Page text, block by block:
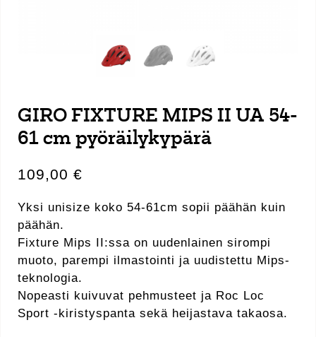
GIRO FIXTURE MIPS II UA 54-
61 cm pyöräilykypärä
109,00 €
Yksi unisize koko 54-61cm sopii päähän kuin
päähän.
Fixture Mips II:ssa on uudenlainen sirompi
muoto, parempi ilmastointi ja uudistettu Mips-
teknologia.
Nopeasti kuivuvat pehmusteet ja Roc Loc
Sport -kiristyspanta sekä heijastava takaosa.